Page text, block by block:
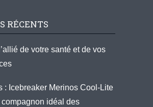
RÉCENTS
de votre santé et de vos
: Icebreaker Merinos Cool-Lite
idéal des